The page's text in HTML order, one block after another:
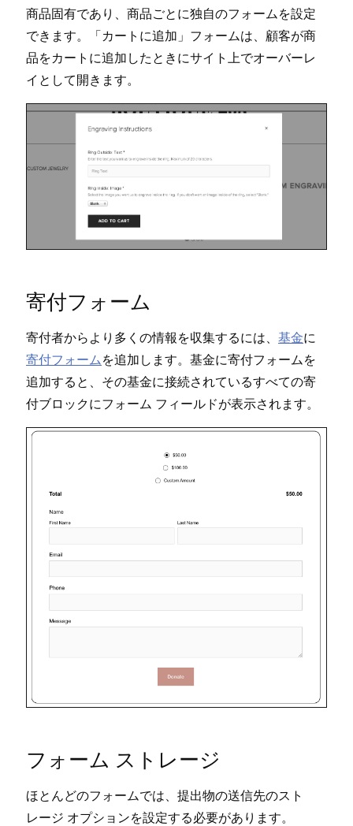
商品固有であり⁠、商品ごとに独自のフ⁠ォ⁠ームを設定
できます⁠。「⁠カ⁠ートに追加⁠」フ⁠ォ⁠ームは⁠、顧客が商
品をカ⁠ートに追加したときにサイト上でオ⁠ーバ⁠ーレ
イとして開きます⁠。
寄付フ⁠ォ⁠ーム
寄付者からより多くの情報を収集するには⁠、 基金に
寄付フ⁠ォ⁠ーム を追加します⁠。基金に寄付フ⁠ォ⁠ームを
追加すると⁠、その基金に接続されているすべての寄
付ブロ⁠ックにフ⁠ォ⁠ーム フ⁠ィ⁠ールドが表示されます⁠。
フ⁠ォ⁠ーム ストレ⁠ージ
ほとんどのフ⁠ォ⁠ームでは⁠、提出物の送信先のスト
レ⁠ージ オプシ⁠ョンを設定する必要があります⁠。